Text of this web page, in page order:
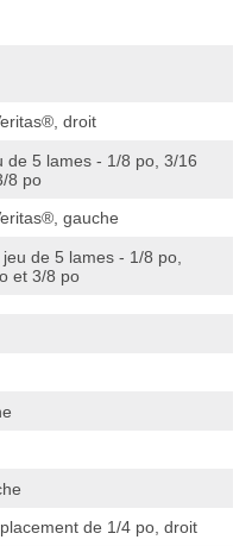
droit
de 5 lames - 1/8 po, 3/16
8 po
gauche
de 5 lames - 1/8 po,
et 3/8 po
de 1/4 po, droit